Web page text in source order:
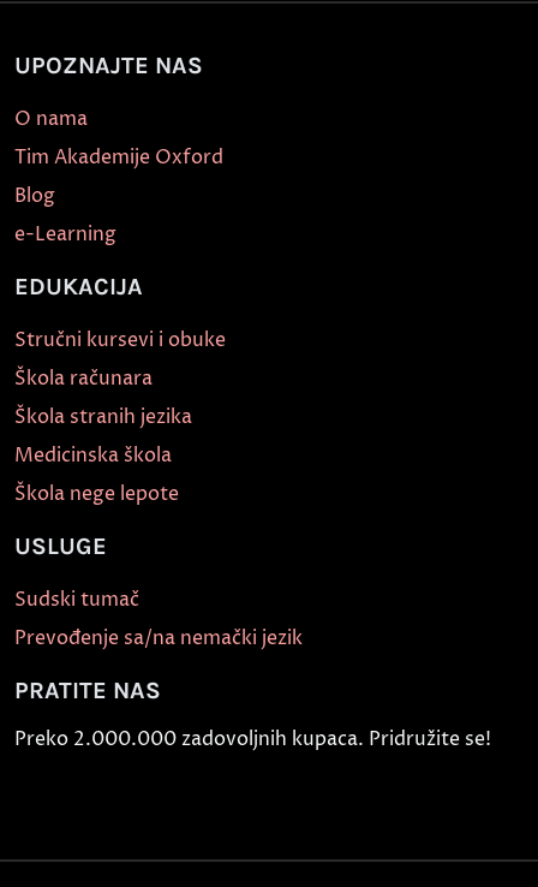
UPOZNAJTE NAS
O nama
Tim Akademije Oxford
Blog
e-Learning
EDUKACIJA
Stručni kursevi i obuke
Škola računara
Škola stranih jezika
Medicinska škola
Škola nege lepote
USLUGE
Sudski tumač
Prevođenje sa/na nemački jezik
PRATITE NAS
Preko 2.000.000 zadovoljnih kupaca. Pridružite se!